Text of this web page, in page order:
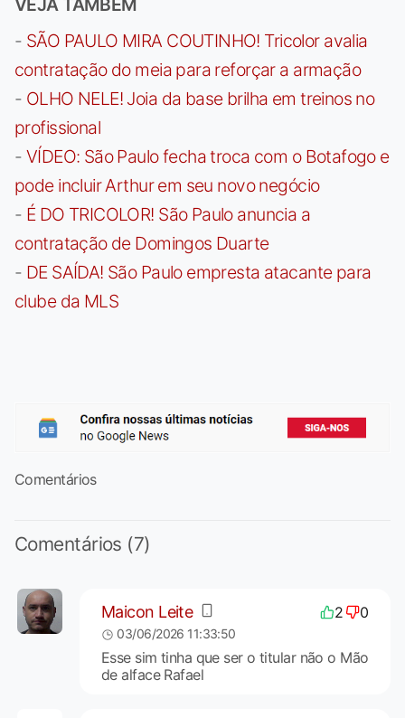
VEJA TAMBÉM
- SÃO PAULO MIRA COUTINHO! Tricolor avalia
contratação do meia para reforçar a armação
- OLHO NELE! Joia da base brilha em treinos no
profissional
- VÍDEO: São Paulo fecha troca com o Botafogo e
pode incluir Arthur em seu novo negócio
- É DO TRICOLOR! São Paulo anuncia a
contratação de Domingos Duarte
- DE SAÍDA! São Paulo empresta atacante para
clube da MLS
Comentários
Comentários (7)
Maicon Leite 2 0
03/06/2026 11:33:50
Esse sim tinha que ser o titular não o Mão
de alface Rafael